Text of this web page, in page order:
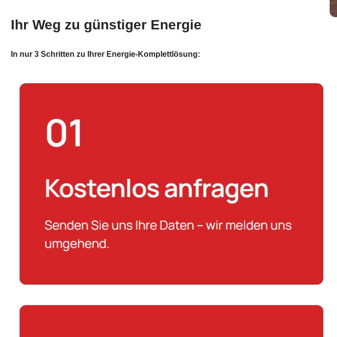
Ihr Weg zu günstiger Energie
In nur 3 Schritten zu Ihrer Energie-Komplettlösung: